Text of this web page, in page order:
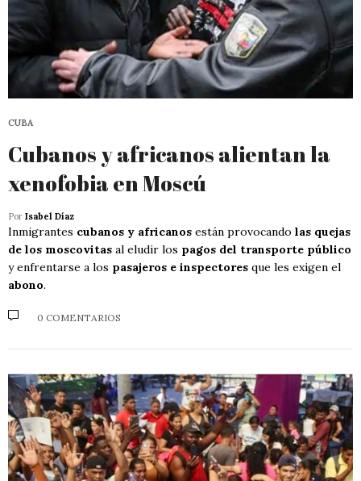
CUBA
Cubanos y africanos alientan la
xenofobia en Moscú
Por Isabel Díaz
Inmigrantes cubanos y africanos están provocando las quejas
de los moscovitas al eludir los pagos del transporte público
y enfrentarse a los pasajeros e inspectores que les exigen el
abono.
0 COMENTARIOS